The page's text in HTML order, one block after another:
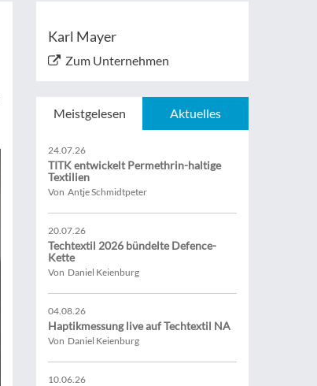
Karl Mayer
Zum Unternehmen
Meistgelesen Aktuelles
24.07.26
TITK entwickelt Permethrin-haltige
Textilien
Von Antje Schmidtpeter
20.07.26
Techtextil 2026 bündelte Defence-
Kette
Von Daniel Keienburg
04.08.26
Haptikmessung live auf Techtextil NA
Von Daniel Keienburg
10.06.26